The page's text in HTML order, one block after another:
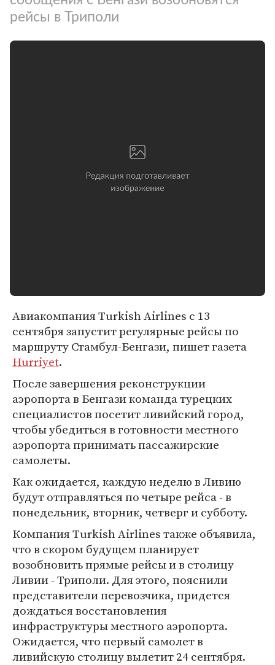
рейсы в Триполи
Авиакомпания Turkish Airlines с 13
сентября запустит регулярные рейсы по
маршруту Стамбул-Бенгази, пишет газета
Hurriyet.
После завершения реконструкции
аэропорта в Бенгази команда турецких
специалистов посетит ливийский город,
чтобы убедиться в готовности местного
аэропорта принимать пассажирские
самолеты.
Как ожидается, каждую неделю в Ливию
будут отправляться по четыре рейса - в
понедельник, вторник, четверг и субботу.
Компания Turkish Airlines также объявила,
что в скором будущем планирует
возобновить прямые рейсы и в столицу
Ливии - Триполи. Для этого, пояснили
представители перевозчика, придется
дождаться восстановления
инфраструктуры местного аэропорта.
Ожидается, что первый самолет в
ливийскую столицу вылетит 24 сентября.